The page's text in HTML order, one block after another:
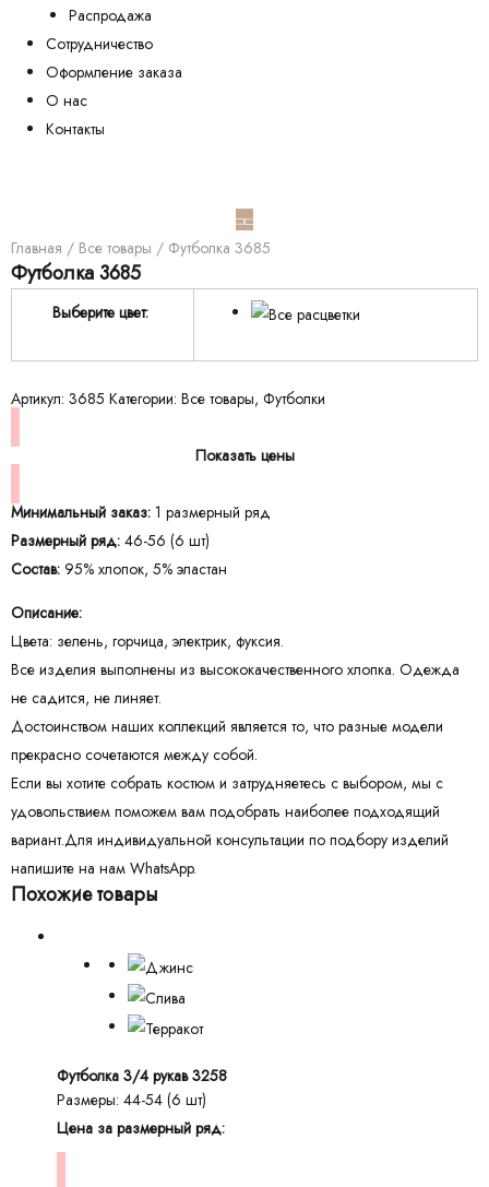
Распродажа
Сотрудничество
Оформление заказа
О нас
Контакты
Главная / Все товары / Футболка 3685
Футболка 3685
Выберите цвет:
Артикул: 3685 Категории: Все товары, Футболки
Показать цены
Минимальный заказ: 1 размерный ряд
Размерный ряд: 46-56 (6 шт)
Состав: 95% хлопок, 5% эластан
Описание:
Цвета: зелень, горчица, электрик, фуксия.
Все изделия выполнены из высококачественного хлопка. Одежда
не садится, не линяет.
Достоинством наших коллекций является то, что разные модели
прекрасно сочетаются между собой.
Если вы хотите собрать костюм и затрудняетесь с выбором, мы с
удовольствием поможем вам подобрать наиболее подходящий
вариант.Для индивидуальной консультации по подбору изделий
напишите на нам WhatsApp.
Похожие товары
Футболка 3/4 рукав 3258
Размеры: 44-54 (6 шт)
Цена за размерный ряд: